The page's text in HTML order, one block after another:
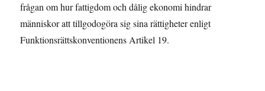
frågan om hur fattigdom och dålig ekonomi hindrar
människor att tillgodogöra sig sina rättigheter enligt
Funktionsrättskonventionens Artikel 19.